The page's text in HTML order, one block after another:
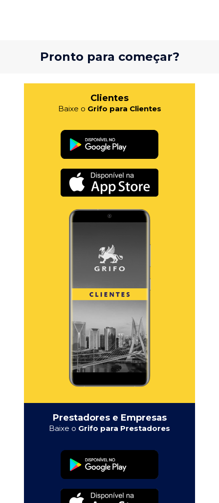
Pronto para começar?
Clientes
Baixe o Grifo para Clientes
Prestadores e Empresas
Baixe o Grifo para Prestadores